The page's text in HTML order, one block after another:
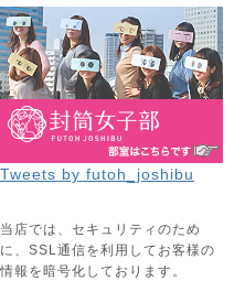
Tweets by futoh_joshibu
当店では、セキュリティのため
に、SSL通信を利用してお客様の
情報を暗号化しております。